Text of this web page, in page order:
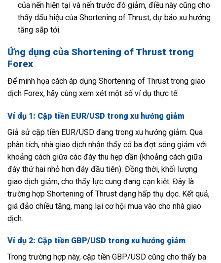
của nến hiện tại và nến trước đó giảm, điều này cũng cho
thấy dấu hiệu của Shortening of Thrust, dự báo xu hướng
tăng sắp tới.
Ứng dụng của Shortening of Thrust trong
Forex
Để minh họa cách áp dụng Shortening of Thrust trong giao
dịch Forex, hãy cùng xem xét một số ví dụ thực tế:
Ví dụ 1: Cặp tiền EUR/USD trong xu hướng giảm
Giả sử cặp tiền EUR/USD đang trong xu hướng giảm. Qua
phân tích, nhà giao dịch nhận thấy có ba đợt sóng giảm với
khoảng cách giữa các đáy thu hẹp dần (khoảng cách giữa
đáy thứ hai nhỏ hơn đáy đầu tiên). Đồng thời, khối lượng
giao dịch giảm, cho thấy lực cung đang cạn kiệt. Đây là
trường hợp Shortening of Thrust dạng hấp thụ dọc. Kết quả,
giá đảo chiều tăng, mang lại cơ hội mua vào cho nhà giao
dịch.
Ví dụ 2: Cặp tiền GBP/USD trong xu hướng giảm
Trong trường hợp này, cặp tiền GBP/USD cũng cho thấy ba